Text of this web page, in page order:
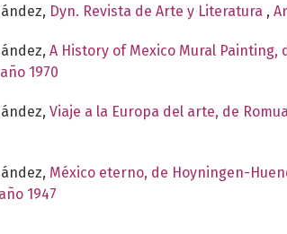
Dyn. Revista de Arte y Literatura ,
A History of Mexico Mural Painting,
1970
Viaje a la Europa del arte, de
México eterno, de Hoyningen-
1947